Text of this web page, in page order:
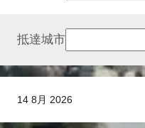
14 8月 2026
抵達城市